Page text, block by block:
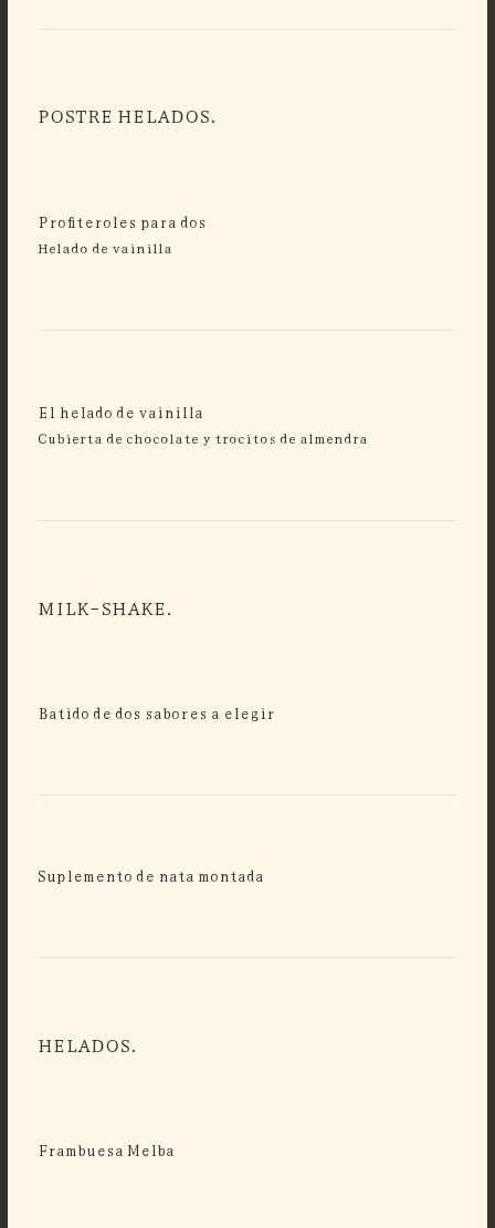
POSTRE HELADOS.
Profiteroles para dos
Helado de vainilla
El helado de vainilla
Cubierta de chocolate y trocitos de almendra
MILK-SHAKE.
Batido de dos sabores a elegir
Suplemento de nata montada
HELADOS.
Frambuesa Melba